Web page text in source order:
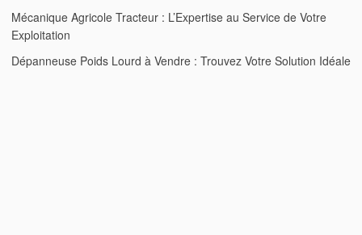
Mécanique Agricole Tracteur : L’Expertise au Service de Votre
Exploitation
Dépanneuse Poids Lourd à Vendre : Trouvez Votre Solution Idéale